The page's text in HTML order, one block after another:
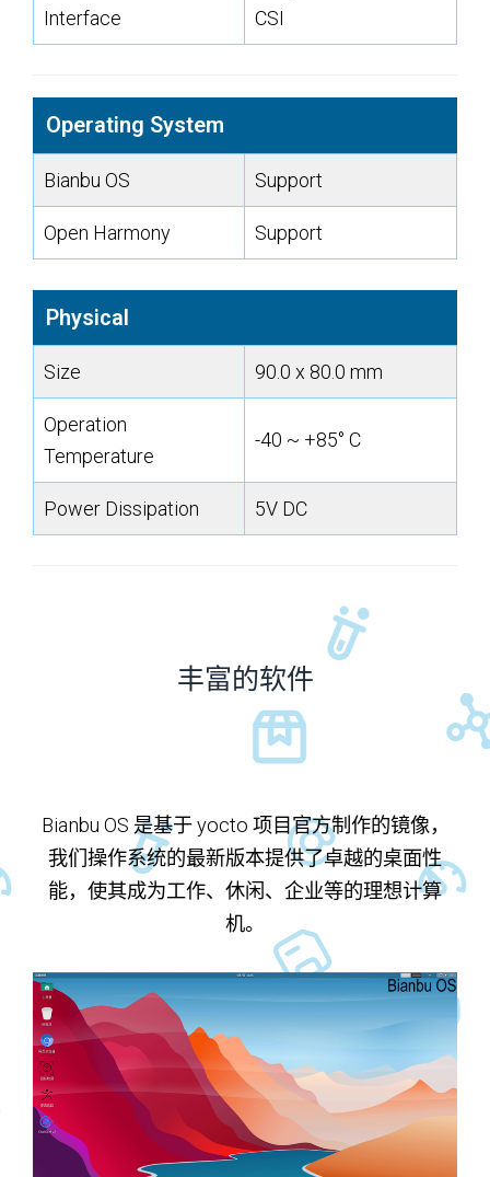
Interface
CSI
Operating System
Bianbu OS Support
Open Harmony Support
Physical
Size 90.0 x 80.0 mm
Operation
Temperature
-40 ~ +85° C
Power Dissipation 5V DC
丰富的软件
Bianbu OS 是基于 yocto 项目官方制作的镜像，
我们操作系统的最新版本提供了卓越的桌面性
能，使其成为工作、休闲、企业等的理想计算
机。